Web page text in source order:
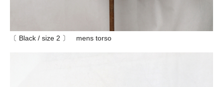
〔 Black / size 2 〕 mens torso